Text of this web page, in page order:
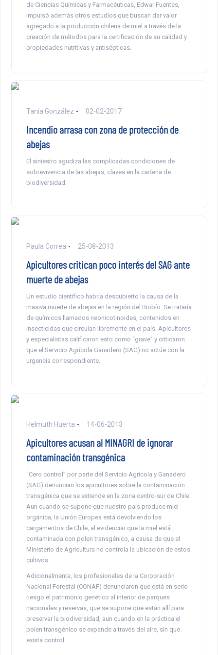
de Ciencias Químicas y Farmacéuticas, Edwar Fuentes,
impulsó además otros estudios que buscan dar valor
agregado a la producción chilena de miel a través de la
creación de métodos para la certificación de su calidad y
propiedades nutritivas y antisépticas.
Tania González 02-02-2017
Incendio arrasa con zona de protección de
abejas
El siniestro agudiza las complicadas condiciones de
sobrevivencia de las abejas, claves en la cadena de
biodiversidad.
Paula Correa 25-08-2013
Apicultores critican poco interés del SAG ante
muerte de abejas
Un estudio científico habría descubierto la causa de la
masiva muerte de abejas en la región del Biobío. Se trataría
de químicos llamados neonicotinoides, contenidos en
insecticidas que circulan libremente en el país. Apicultores
y especialistas calificaron esto como “grave” y criticaron
que el Servicio Agrícola Ganadero (SAG) no actúe con la
urgencia correspondiente.
Helmuth Huerta 14-06-2013
Apicultores acusan al MINAGRI de ignorar
contaminación transgénica
“Cero control” por parte del Servicio Agrícola y Ganadero
(SAG) denuncian los apicultores sobre la contaminación
transgénica que se extiende en la zona centro-sur de Chile.
Aun cuando se supone que nuestro país produce miel
orgánica, la Unión Europea está devolviendo los
cargamentos de Chile, al evidenciar que la miel está
contaminada con polen transgénico, a causa de que el
Ministerio de Agricultura no controla la ubicación de estos
cultivos.
Adicionalmente, los profesionales de la Corporación
Nacional Forestal (CONAF) denunciaron que está en serio
riesgo el patrimonio genético al interior de parques
nacionales y reservas, que se supone que están allí para
preservar la biodiversidad, aun cuando en la práctica el
polen transgénico se expande a través del aire, sin que
exista control.